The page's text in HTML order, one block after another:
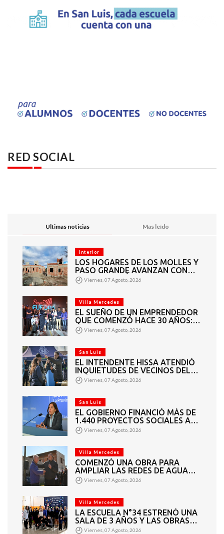
RED SOCIAL
Ultimas noticias Mas leído
Interior
LOS HOGARES DE LOS MOLLES Y
PASO GRANDE AVANZAN CON
MAMPOSTERÍA E
INSTALACIONES
Viernes, 07 Agosto, 2026
Villa Mercedes
EL SUEÑO DE UN EMPRENDEDOR
QUE COMENZÓ HACE 30 AÑOS:
SUPER EUROPA INAUGURÓ SU
CUARTA SUCURSAL EN VILLA
Viernes, 07 Agosto, 2026
San Luis
EL INTENDENTE HISSA ATENDIÓ
INQUIETUDES DE VECINOS DEL
BARRIO AMPPARE
Viernes, 07 Agosto, 2026
San Luis
EL GOBIERNO FINANCIÓ MÁS DE
1.440 PROYECTOS SOCIALES A
2.200 ENTIDADES DE TODA LA
PROVINCIA
Viernes, 07 Agosto, 2026
Villa Mercedes
COMENZÓ UNA OBRA PARA
AMPLIAR LAS REDES DE AGUA
POTABLE Y CLOACAS EN VILLA
MERCEDES
Viernes, 07 Agosto, 2026
Villa Mercedes
LA ESCUELA N°34 ESTRENÓ UNA
SALA DE 3 AÑOS Y LAS OBRAS
QUE PERMITEN COMPLETAR EL
Viernes, 07 Agosto, 2026